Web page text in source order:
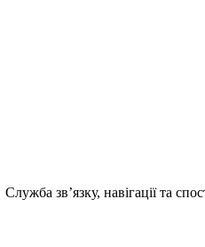
Служба зв’язку, навігації та